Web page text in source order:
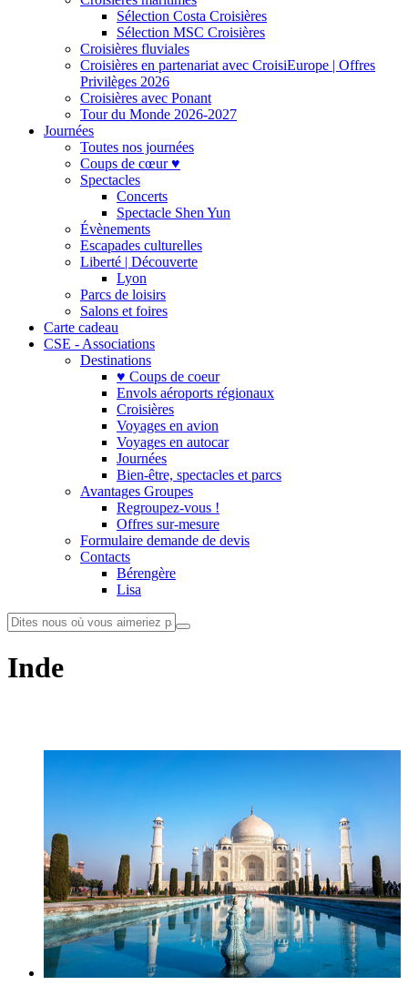
Sélection Costa Croisières
Sélection MSC Croisières
Croisières fluviales
Croisières en partenariat avec CroisiEurope | Offres
Privilèges 2026
Croisières avec Ponant
Tour du Monde 2026-2027
Journées
Toutes nos journées
Coups de cœur ♥
Spectacles
Concerts
Spectacle Shen Yun
Évènements
Escapades culturelles
Liberté | Découverte
Lyon
Parcs de loisirs
Salons et foires
Carte cadeau
CSE - Associations
Destinations
♥ Coups de coeur
Envols aéroports régionaux
Croisières
Voyages en avion
Voyages en autocar
Journées
Bien-être, spectacles et parcs
Avantages Groupes
Regroupez-vous !
Offres sur-mesure
Formulaire demande de devis
Contacts
Bérengère
Lisa
Inde